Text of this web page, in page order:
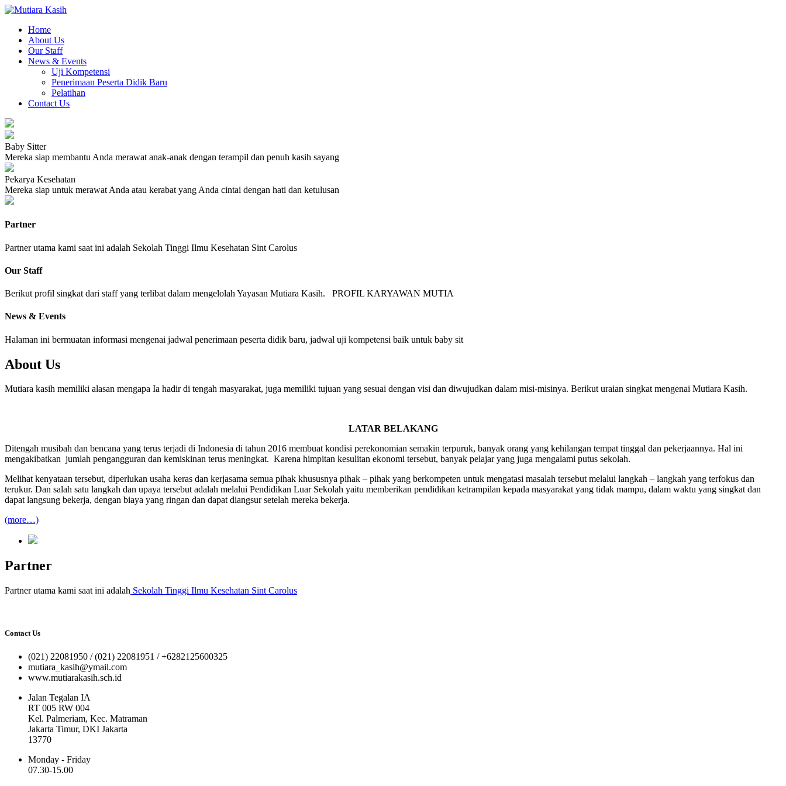
Home
About Us
Our Staff
News & Events
Uji Kompetensi
Penerimaan Peserta Didik Baru
Pelatihan
Contact Us
Baby Sitter
Mereka siap membantu Anda merawat anak-anak dengan terampil dan penuh kasih sayang
Pekarya Kesehatan
Mereka siap untuk merawat Anda atau kerabat yang Anda cintai dengan hati dan ketulusan
Partner
Partner utama kami saat ini adalah Sekolah Tinggi Ilmu Kesehatan Sint Carolus
Our Staff
Berikut profil singkat dari staff yang terlibat dalam mengelolah Yayasan Mutiara Kasih. PROFIL KARYAWAN MUTIA
News & Events
Halaman ini bermuatan informasi mengenai jadwal penerimaan peserta didik baru, jadwal uji kompetensi baik untuk baby sit
About Us
Mutiara kasih memiliki alasan mengapa Ia hadir di tengah masyarakat, juga memiliki tujuan yang sesuai dengan visi dan diwujudkan dalam misi-misinya. Berikut uraian singkat mengenai Mutiara Kasih.
LATAR BELAKANG
Ditengah musibah dan bencana yang terus terjadi di Indonesia di tahun 2016 membuat kondisi perekonomian semakin terpuruk, banyak orang yang kehilangan tempat tinggal dan pekerjaannya. Hal ini
mengakibatkan jumlah pengangguran dan kemiskinan terus meningkat. Karena himpitan kesulitan ekonomi tersebut, banyak pelajar yang juga mengalami putus sekolah.
Melihat kenyataan tersebut, diperlukan usaha keras dan kerjasama semua pihak khususnya pihak – pihak yang berkompeten untuk mengatasi masalah tersebut melalui langkah – langkah yang terfokus dan
terukur. Dan salah satu langkah dan upaya tersebut adalah melalui Pendidikan Luar Sekolah yaitu memberikan pendidikan ketrampilan kepada masyarakat yang tidak mampu, dalam waktu yang singkat dan
dapat langsung bekerja, dengan biaya yang ringan dan dapat diangsur setelah mereka bekerja.
(more…)
Partner
Partner utama kami saat ini adalah Sekolah Tinggi Ilmu Kesehatan Sint Carolus
Contact Us
(021) 22081950 / (021) 22081951 / +6282125600325
mutiara_kasih@ymail.com
www.mutiarakasih.sch.id
Jalan Tegalan IA
RT 005 RW 004
Kel. Palmeriam, Kec. Matraman
Jakarta Timur, DKI Jakarta
13770
Monday - Friday
07.30-15.00